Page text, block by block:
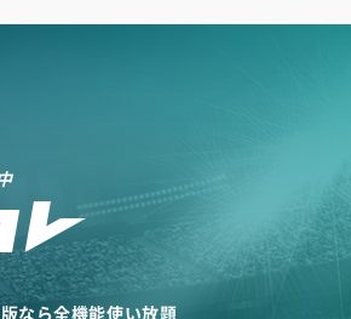
なら全機能使い放題